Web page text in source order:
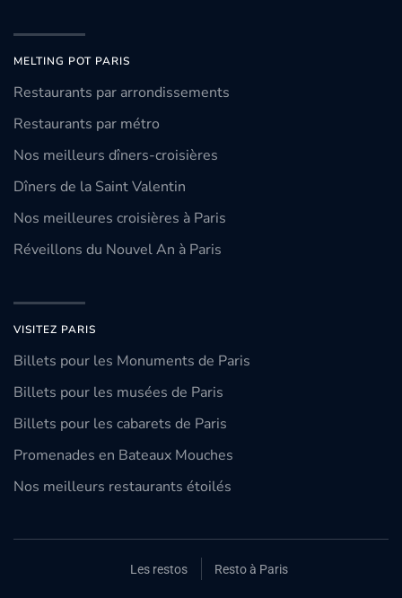
MELTING POT PARIS
Restaurants par arrondissements
Restaurants par métro
Nos meilleurs dîners-croisières
Dîners de la Saint Valentin
Nos meilleures croisières à Paris
Réveillons du Nouvel An à Paris
VISITEZ PARIS
Billets pour les Monuments de Paris
Billets pour les musées de Paris
Billets pour les cabarets de Paris
Promenades en Bateaux Mouches
Nos meilleurs restaurants étoilés
Les restos Resto à Paris